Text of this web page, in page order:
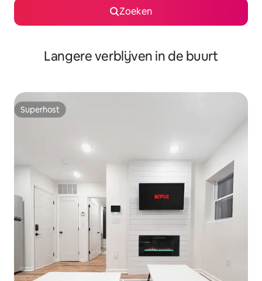
Zoeken
Langere verblijven in de buurt
Superhost
Superhost